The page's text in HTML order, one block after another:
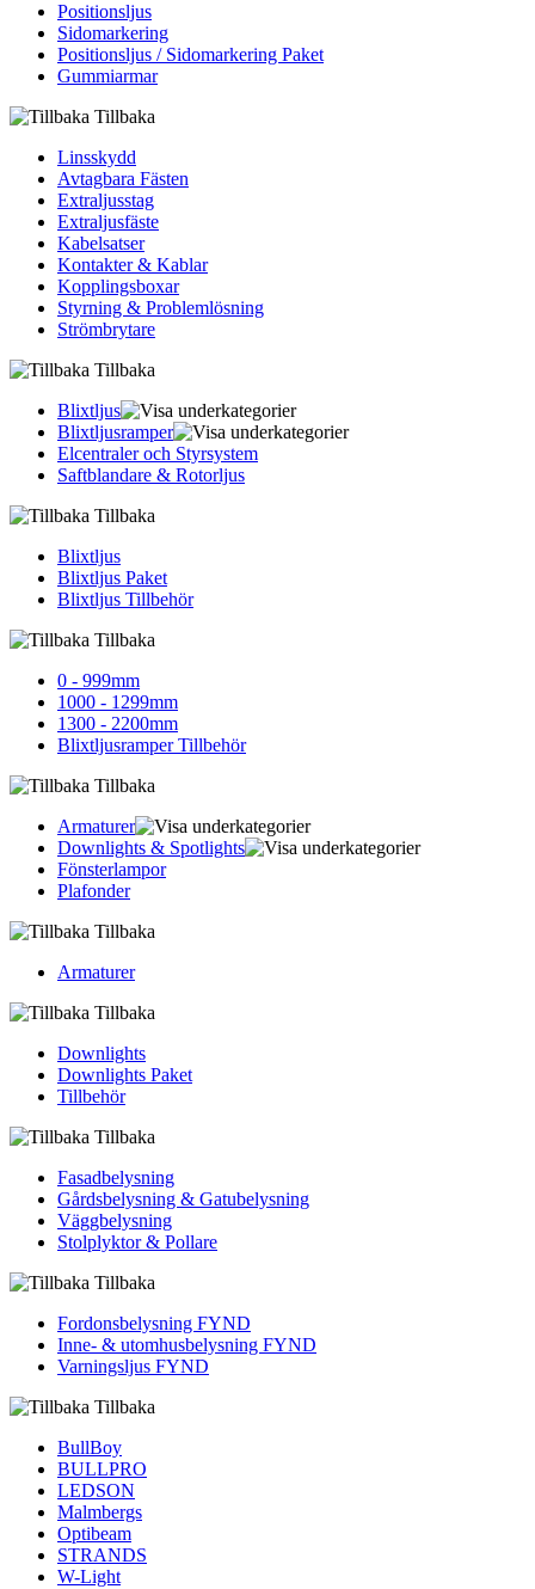
Positionsljus
Sidomarkering
Positionsljus / Sidomarkering Paket
Gummiarmar
Tillbaka
Linsskydd
Avtagbara Fästen
Extraljusstag
Extraljusfäste
Kabelsatser
Kontakter & Kablar
Kopplingsboxar
Styrning & Problemlösning
Strömbrytare
Tillbaka
Blixtljus
Blixtljusramper
Elcentraler och Styrsystem
Saftblandare & Rotorljus
Tillbaka
Blixtljus
Blixtljus Paket
Blixtljus Tillbehör
Tillbaka
0 - 999mm
1000 - 1299mm
1300 - 2200mm
Blixtljusramper Tillbehör
Tillbaka
Armaturer
Downlights & Spotlights
Fönsterlampor
Plafonder
Tillbaka
Armaturer
Tillbaka
Downlights
Downlights Paket
Tillbehör
Tillbaka
Fasadbelysning
Gårdsbelysning & Gatubelysning
Väggbelysning
Stolplyktor & Pollare
Tillbaka
Fordons­belysning FYND
Inne- & utomhus­belysning FYND
Varningsljus FYND
Tillbaka
BullBoy
BULLPRO
LEDSON
Malmbergs
Optibeam
STRANDS
W-Light